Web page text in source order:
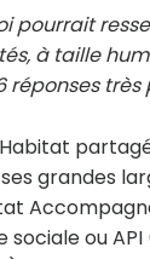
pourrait
à taille
réponses
Habitat
grandes
sociale ou